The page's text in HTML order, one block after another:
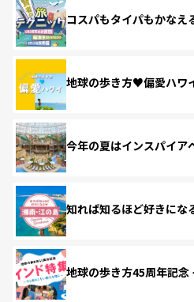
コスパもタイパもかなえ
地球の歩き方♥偏愛ハワ
今年の夏はインスパイア
知れば知るほど好きにな
地球の歩き方45周年記念